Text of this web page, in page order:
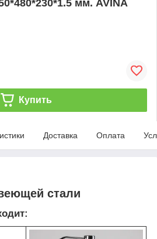
мм. AVINA
Купить
Доставка Оплата
стали